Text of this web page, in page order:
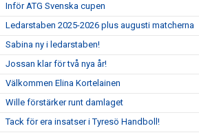
Inför ATG Svenska cupen
Ledarstaben 2025-2026 plus augusti matcherna
Sabina ny i ledarstaben!
Jossan klar för två nya år!
Välkommen Elina Kortelainen
Wille förstärker runt damlaget
Tack för era insatser i Tyresö Handboll!